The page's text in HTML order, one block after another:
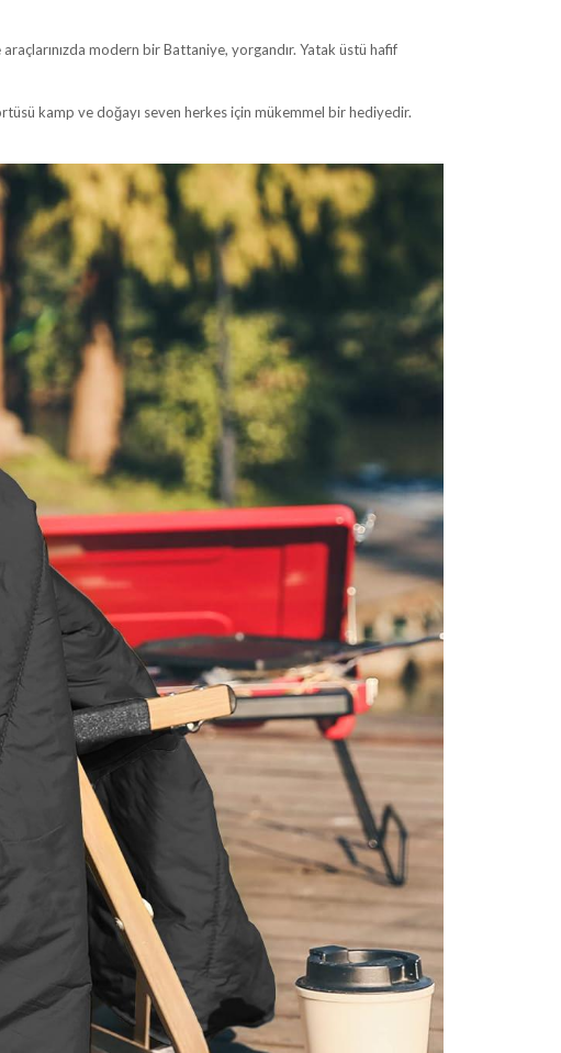
modern bir Battaniye, yorgandır. Yatak üstü hafif
kamp ve doğayı seven herkes için mükemmel bir hediyedir.